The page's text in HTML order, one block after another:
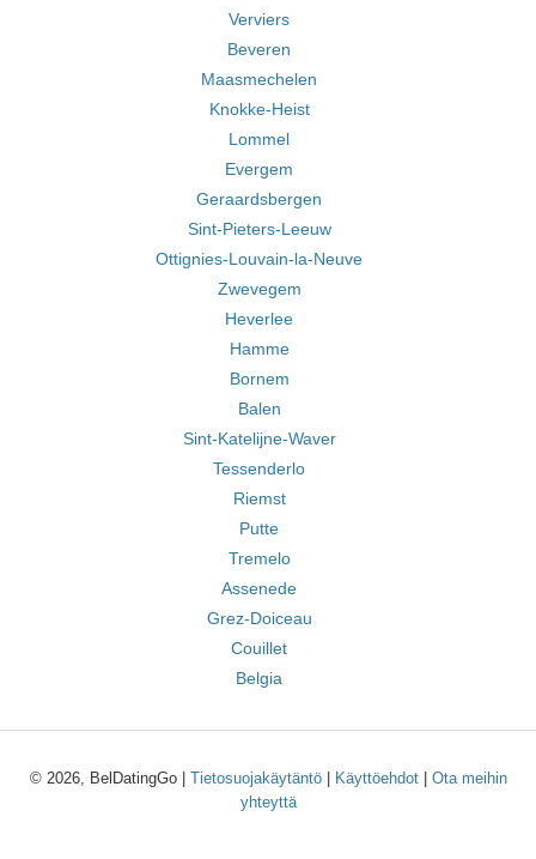
Verviers
Beveren
Maasmechelen
Knokke-Heist
Lommel
Evergem
Geraardsbergen
Sint-Pieters-Leeuw
Ottignies-Louvain-la-Neuve
Zwevegem
Heverlee
Hamme
Bornem
Balen
Sint-Katelijne-Waver
Tessenderlo
Riemst
Putte
Tremelo
Assenede
Grez-Doiceau
Couillet
Belgia
© 2026, BelDatingGo | Tietosuojakäytäntö| Käyttöehdot| Ota meihin
yhteyttä